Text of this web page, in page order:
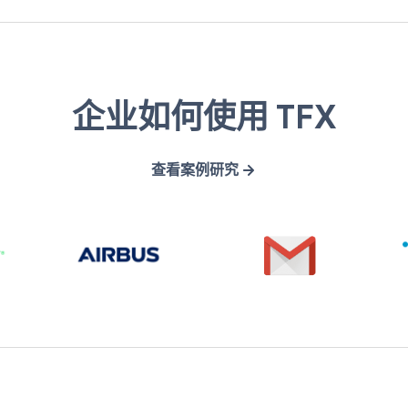
企业如何使用 TFX
查看案例研究
G
m
i